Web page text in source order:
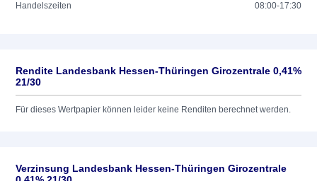
Handelszeiten 08:00-17:30
Rendite Landesbank Hessen-Thüringen Girozentrale 0,41%
21/30
Für dieses Wertpapier können leider keine Renditen berechnet werden.
Verzinsung Landesbank Hessen-Thüringen Girozentrale